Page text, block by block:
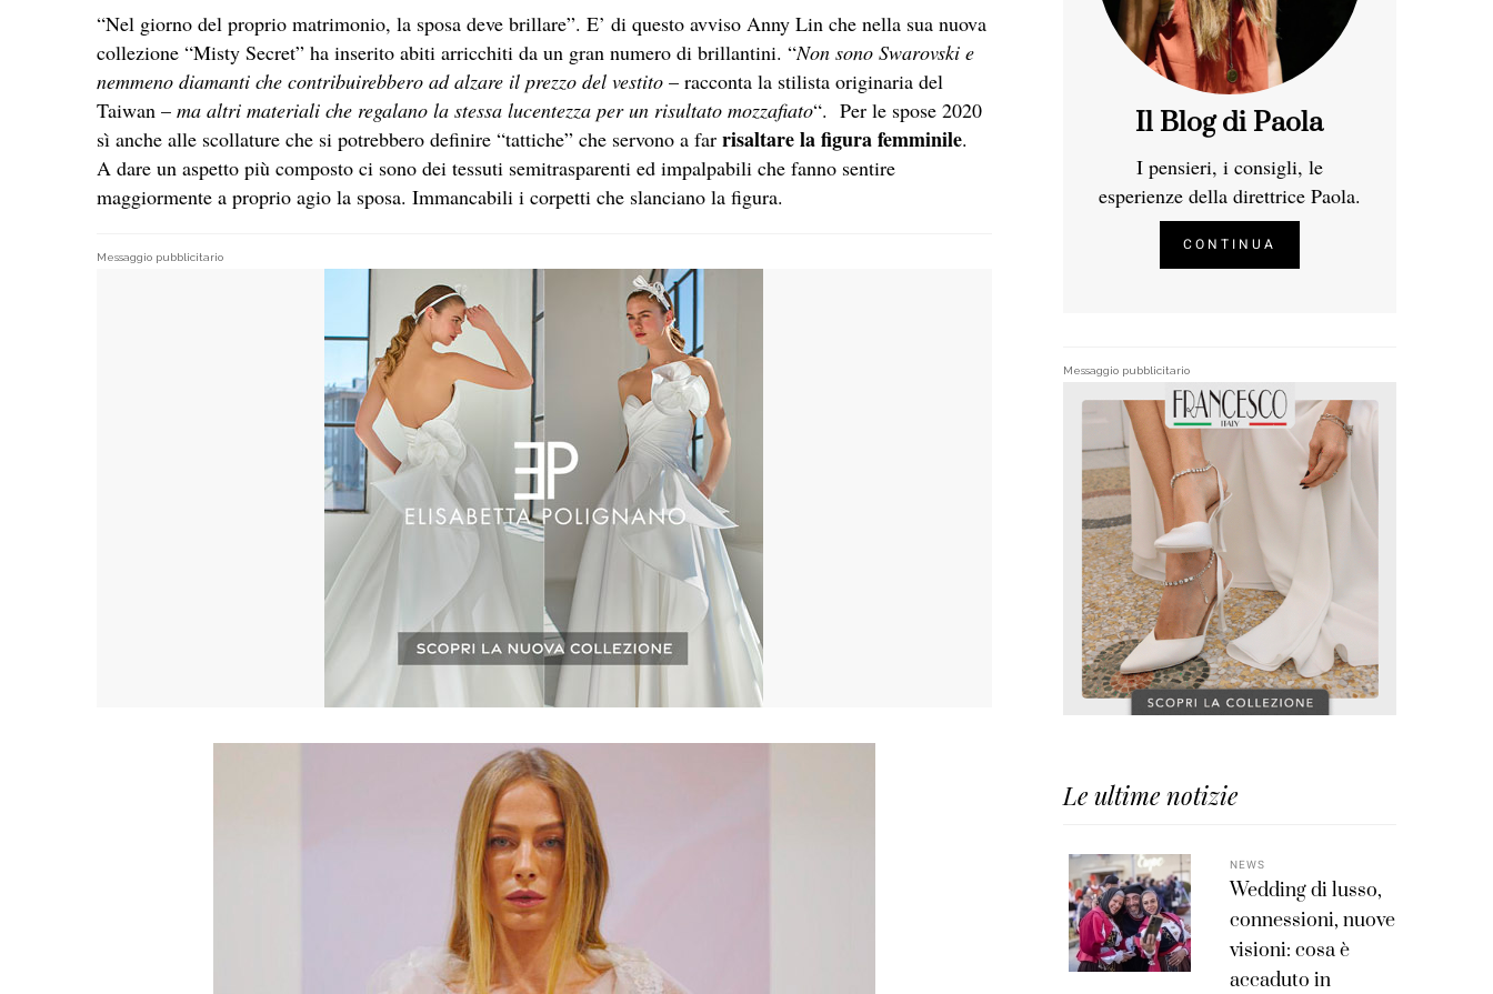
“Nel giorno del proprio matrimonio, la sposa deve brillare”. E’ di questo avviso Anny Lin che nella sua nuova
collezione “Misty Secret” ha inserito abiti arricchiti da un gran numero di brillantini. “Non sono Swarovski e
nemmeno diamanti che contribuirebbero ad alzare il prezzo del vestito – racconta la stilista originaria del
Taiwan – ma altri materiali che regalano la stessa lucentezza per un risultato mozzafiato“. Per le spose 2020
sì anche alle scollature che si potrebbero definire “tattiche” che servono a far risaltare la figura femminile.
A dare un aspetto più composto ci sono dei tessuti semitrasparenti ed impalpabili che fanno sentire
maggiormente a proprio agio la sposa. Immancabili i corpetti che slanciano la figura.
Messaggio pubblicitario
Il Blog di Paola
I pensieri, i consigli, le
esperienze della direttrice Paola.
CONTINUA
Messaggio pubblicitario
Le ultime notizie
NEWS
Wedding di lusso,
connessioni, nuove
visioni: cosa è
accaduto in